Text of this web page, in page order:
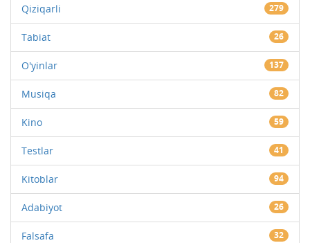
Qiziqarli 279
Tabiat 26
O'yinlar 137
Musiqa 82
Kino 59
Testlar 41
Kitoblar 94
Adabiyot 26
Falsafa 32